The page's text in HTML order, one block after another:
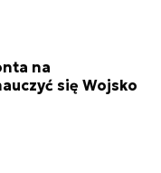
na
się Wojsko